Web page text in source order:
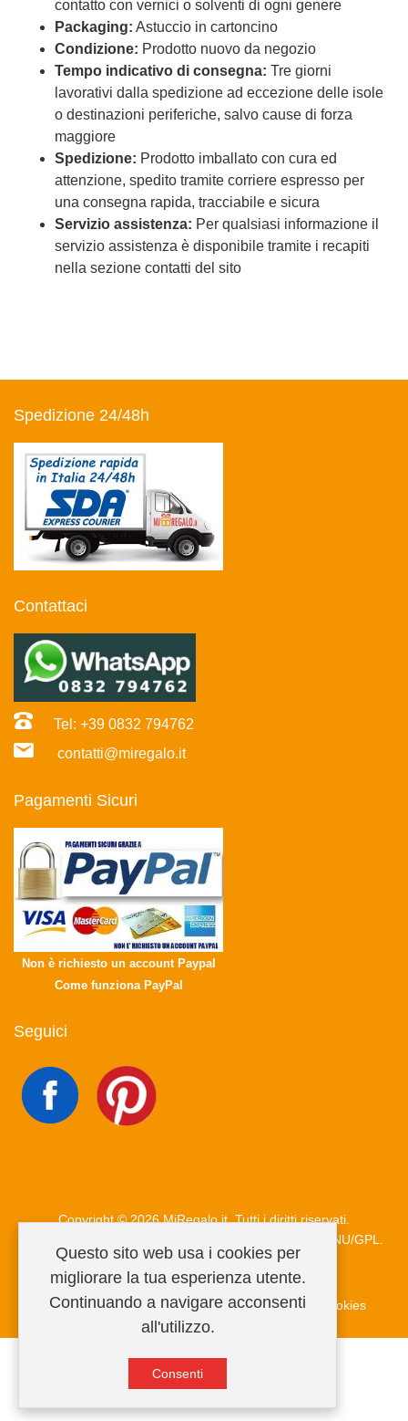
contatto con vernici o solventi di ogni genere
Packaging: Astuccio in cartoncino
Condizione: Prodotto nuovo da negozio
Tempo indicativo di consegna: Tre giorni
lavorativi dalla spedizione ad eccezione delle isole
o destinazioni periferiche, salvo cause di forza
maggiore
Spedizione: Prodotto imballato con cura ed
attenzione, spedito tramite corriere espresso per
una consegna rapida, tracciabile e sicura
Servizio assistenza: Per qualsiasi informazione il
servizio assistenza è disponibile tramite i recapiti
nella sezione contatti del sito
Spedizione 24/48h
Contattaci
Tel: +39 0832 794762
contatti@miregalo.it
Pagamenti Sicuri
Non è richiesto un account Paypal
Come funziona PayPal
Seguici
Copyright © 2026 MiRegalo.it. Tutti i diritti riservati.
licenza GNU/GPL.
Condizioni di vendita Privacy Policy Informativa cookies
Questo sito web usa i cookies per
migliorare la tua esperienza utente.
Continuando a navigare acconsenti
all'utilizzo.
Consenti